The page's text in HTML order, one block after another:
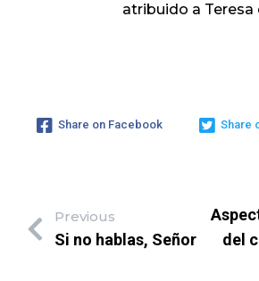
atribuido a Teresa
Share on Facebook Share
Previous
Si no hablas, Señor
del